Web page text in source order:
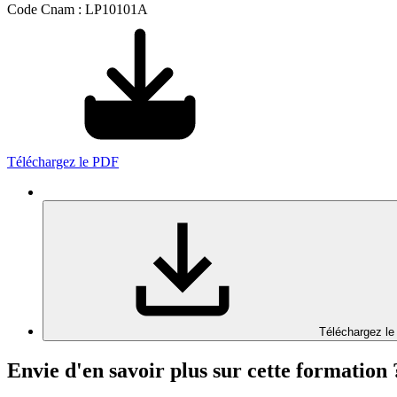
Code Cnam : LP10101A
Téléchargez le PDF
Téléchargez le
Envie d'en savoir plus sur cette formation